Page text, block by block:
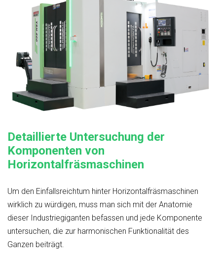
Detaillierte Untersuchung der
Komponenten von
Horizontalfräsmaschinen
Um den Einfallsreichtum hinter Horizontalfräsmaschinen
wirklich zu würdigen, muss man sich mit der Anatomie
dieser Industriegiganten befassen und jede Komponente
untersuchen, die zur harmonischen Funktionalität des
Ganzen beiträgt.